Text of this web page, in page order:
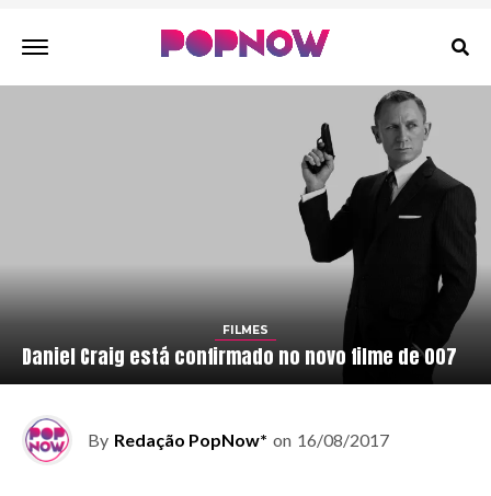
FILMES
Daniel Craig está confirmado no novo filme de 007
By Redação PopNow* on 16/08/2017